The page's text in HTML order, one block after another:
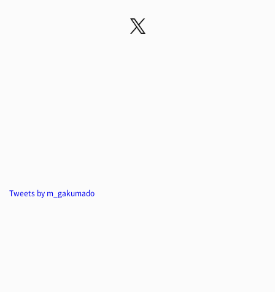
Tweets by m_gakumado